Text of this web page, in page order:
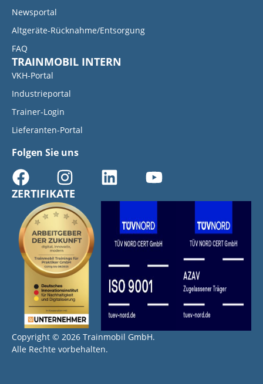
Newsportal
Altgeräte-Rücknahme/Entsorgung
FAQ
TRAINMOBIL INTERN
VKH-Portal
Industrieportal
Trainer-Login
Lieferanten-Portal
Folgen Sie uns
ZERTIFIKATE
Copyright © 2026 Trainmobil GmbH.
Alle Rechte vorbehalten.